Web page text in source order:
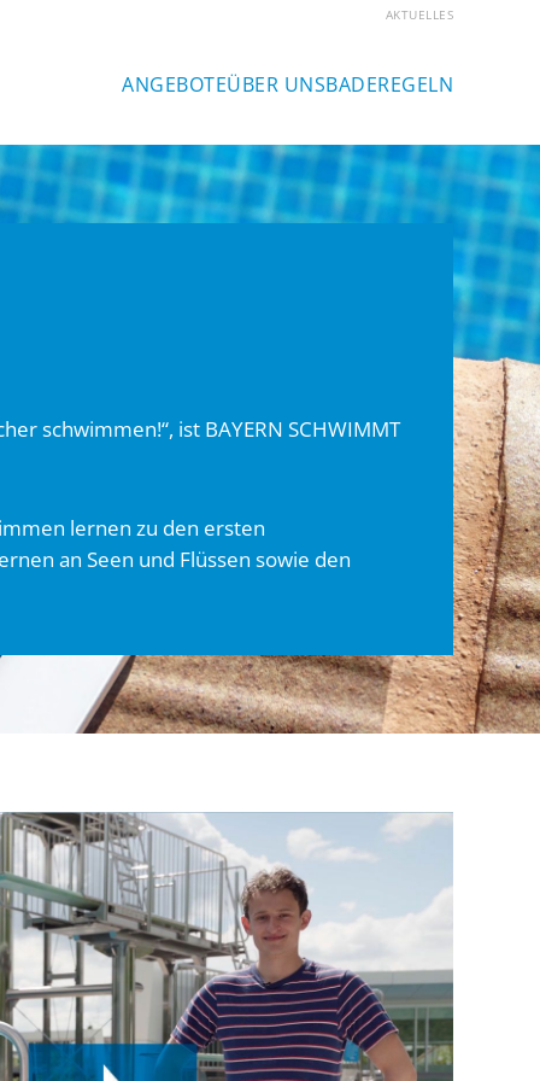
AKTUELLES
ANGEBOTEÜBER UNSBADEREGELN
schwimmen!“, ist BAYERN SCHWIMMT
lernen zu den ersten
an Seen und Flüssen sowie den